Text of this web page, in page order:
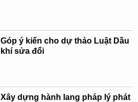
Góp ý kiến cho dự thảo Luật Dầu
khí sửa đổi
Xây dựng hành lang pháp lý phát